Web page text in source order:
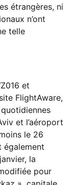
étrangères, ni
n’ont
telle
et
FlightAware,
et l’aéroport
le 26
également
la
pour